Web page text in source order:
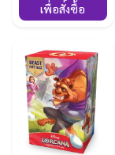
เพื่อสั่งซื้อ